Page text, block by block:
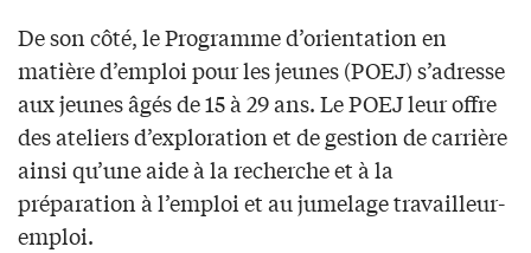
De son côté, le Programme d’orientation en
matière d’emploi pour les jeunes (POEJ) s’adresse
aux jeunes âgés de 15 à 29 ans. Le POEJ leur offre
des ateliers d’exploration et de gestion de carrière
ainsi qu’une aide à la recherche et à la
préparation à l’emploi et au jumelage travailleur-
emploi.